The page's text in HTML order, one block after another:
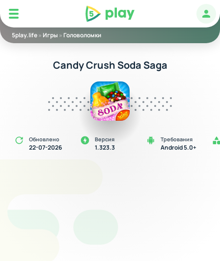
5play
5play.life» Игры » Головоломки
Candy Crush Soda Saga
Обновлено
22-07-2026
Версия
1.323.3
Требования
Android 5.0+